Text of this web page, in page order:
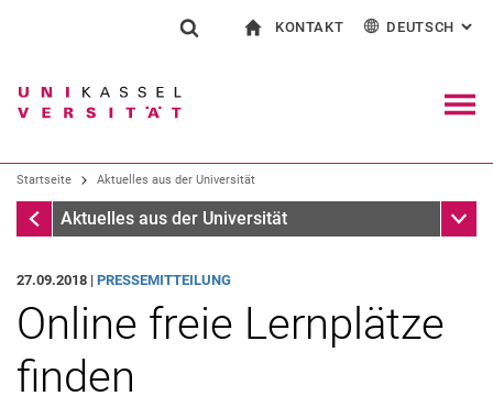
Springe direkt zu: Inhalt
Springe direkt zu: Suche
Springe direkt zu:
Suchen (öffnet externen Link in einem
KONTAKT
Kontakt für Presse und Öffentlichkeit
Einrichtungen suchen
DEUTSCH :
Startseite Aktuelles aus der Universität
Startseite
Aktuelles aus der Universität
27.09.2018 | PRESSEMITTEILUNG
Online freie Lernplätze
finden